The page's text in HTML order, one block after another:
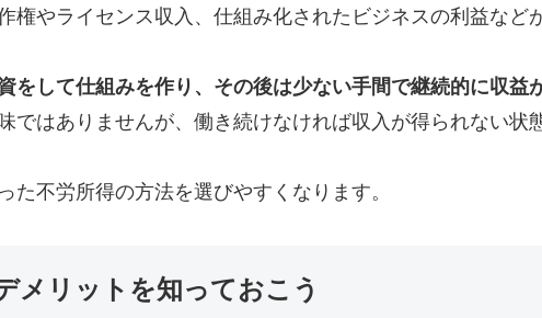
権やライセンス収入、仕組み化されたビジネスの利益など
をして仕組みを作り、その後は少ない手間で継続的に収益
ではありませんが、働き続けなければ収入が得られない状
不労所得の方法を選びやすくなります。
メリットを知っておこう